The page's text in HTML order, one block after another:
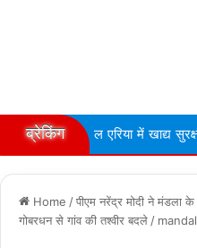
ब्रेकिंगमें खाद्य सुरक्षा विभाग की बड़ी
Home /पीएम नरेंद्र मोदी ने
गोबरधन से गांव की तश्‍वीर बदले /